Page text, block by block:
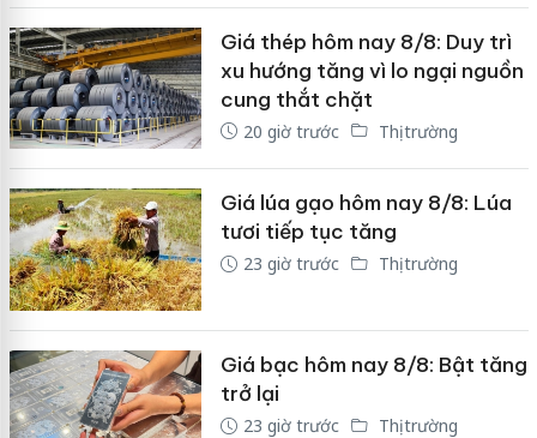
Giá thép hôm nay 8/8: Duy trì
xu hướng tăng vì lo ngại nguồn
cung thắt chặt
20 giờ trước Thị trường
Giá lúa gạo hôm nay 8/8: Lúa
tươi tiếp tục tăng
23 giờ trước Thị trường
Giá bạc hôm nay 8/8: Bật tăng
trở lại
23 giờ trước Thị trường